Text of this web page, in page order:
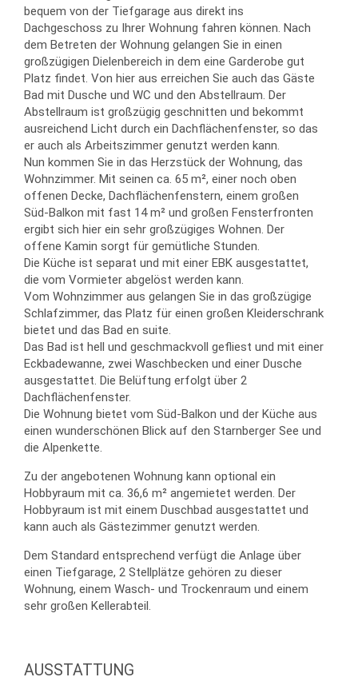
bequem von der Tiefgarage aus direkt ins
Dachgeschoss zu Ihrer Wohnung fahren können. Nach
dem Betreten der Wohnung gelangen Sie in einen
großzügigen Dielenbereich in dem eine Garderobe gut
Platz findet. Von hier aus erreichen Sie auch das Gäste
Bad mit Dusche und WC und den Abstellraum. Der
Abstellraum ist großzügig geschnitten und bekommt
ausreichend Licht durch ein Dachflächenfenster, so das
er auch als Arbeitszimmer genutzt werden kann.
Nun kommen Sie in das Herzstück der Wohnung, das
Wohnzimmer. Mit seinen ca. 65 m², einer noch oben
offenen Decke, Dachflächenfenstern, einem großen
Süd-Balkon mit fast 14 m² und großen Fensterfronten
ergibt sich hier ein sehr großzügiges Wohnen. Der
offene Kamin sorgt für gemütliche Stunden.
Die Küche ist separat und mit einer EBK ausgestattet,
die vom Vormieter abgelöst werden kann.
Vom Wohnzimmer aus gelangen Sie in das großzügige
Schlafzimmer, das Platz für einen großen Kleiderschrank
bietet und das Bad en suite.
Das Bad ist hell und geschmackvoll gefliest und mit einer
Eckbadewanne, zwei Waschbecken und einer Dusche
ausgestattet. Die Belüftung erfolgt über 2
Dachflächenfenster.
Die Wohnung bietet vom Süd-Balkon und der Küche aus
einen wunderschönen Blick auf den Starnberger See und
die Alpenkette.
Zu der angebotenen Wohnung kann optional ein
Hobbyraum mit ca. 36,6 m² angemietet werden. Der
Hobbyraum ist mit einem Duschbad ausgestattet und
kann auch als Gästezimmer genutzt werden.
Dem Standard entsprechend verfügt die Anlage über
einen Tiefgarage, 2 Stellplätze gehören zu dieser
Wohnung, einem Wasch- und Trockenraum und einem
sehr großen Kellerabteil.
AUSSTATTUNG